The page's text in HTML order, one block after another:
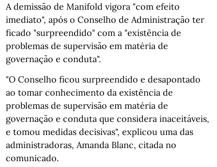
A demissão de Manifold vigora "com efeito
imediato", após o Conselho de Administração ter
ficado "surpreendido" com a "existência de
problemas de supervisão em matéria de
governação e conduta".
"O Conselho ficou surpreendido e desapontado
ao tomar conhecimento da existência de
problemas de supervisão em matéria de
governação e conduta que considera inaceitáveis,
e tomou medidas decisivas", explicou uma das
administradoras, Amanda Blanc, citada no
comunicado.